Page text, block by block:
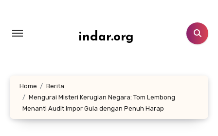
konten
indar.org
Home
Berita
Mengurai Misteri Kerugian Negara: Tom Lembong
Menanti Audit Impor Gula dengan Penuh Harap